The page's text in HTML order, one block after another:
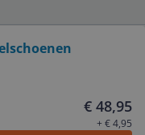
€ 48,95
+ € 4,95